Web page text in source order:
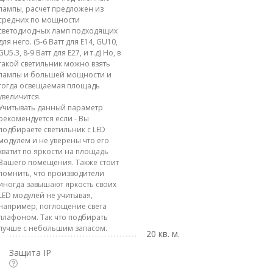
расчет предложен из
по мощности
ламп подходящих
него. (5-6 Ватт для E14, GU10,
8-9 Ватт для E27, и т.д) Но, в
светильник можно взять
и большей мощности и
освещаемая площадь
данный параметр
если - Вы
светильник с LED
и не уверены что его
по яркости на площадь
помещения. Также стоит
что производители
завышают яркость своих
модулей не учитывая,
поглощение света
Так что подбирать
с небольшим запасом.
20 кв. м.
Защита IP